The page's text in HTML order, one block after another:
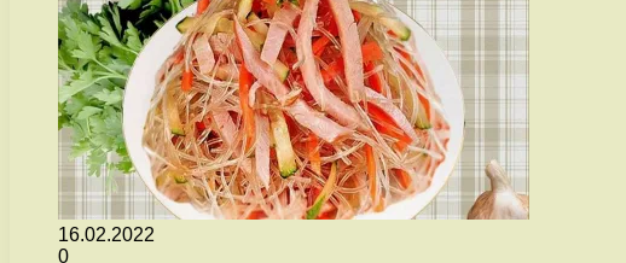
16.02.2022
0